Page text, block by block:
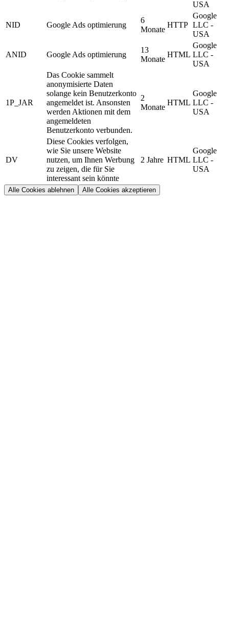
USA
NID Google Ads optimierung
6
Monate
HTTP
Google
LLC -
USA
ANID Google Ads optimierung
13
Monate
HTML
Google
LLC -
USA
1P_JAR
Das Cookie sammelt
anonymisierte Daten
solange kein Benutzerkonto
angemeldet ist. Ansonsten
werden Aktionen mit dem
angemeldeten
Benutzerkonto verbunden.
2
Monate
HTML
Google
LLC -
USA
DV
Diese Cookies verfolgen,
wie Sie unsere Website
nutzen, um Ihnen Werbung
zu zeigen, die für Sie
interessant sein könnte
2 Jahre HTML
Google
LLC -
USA
Alle Cookies ablehnen Alle Cookies akzeptieren